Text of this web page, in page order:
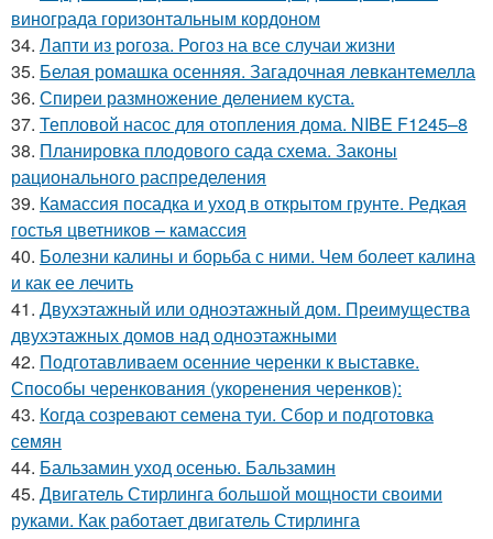
винограда горизонтальным кордоном
34. Лапти из рогоза. Рогоз на все случаи жизни
35. Белая ромашка осенняя. Загадочная левкантемелла
36. Спиреи размножение делением куста.
37. Тепловой насос для отопления дома. NIBE F1245–8
38. Планировка плодового сада схема. Законы
рационального распределения
39. Камассия посадка и уход в открытом грунте. Редкая
гостья цветников – камассия
40. Болезни калины и борьба с ними. Чем болеет калина
и как ее лечить
41. Двухэтажный или одноэтажный дом. Преимущества
двухэтажных домов над одноэтажными
42. Подготавливаем осенние черенки к выставке.
Способы черенкования (укоренения черенков):
43. Когда созревают семена туи. Сбор и подготовка
семян
44. Бальзамин уход осенью. Бальзамин
45. Двигатель Стирлинга большой мощности своими
руками. Как работает двигатель Стирлинга